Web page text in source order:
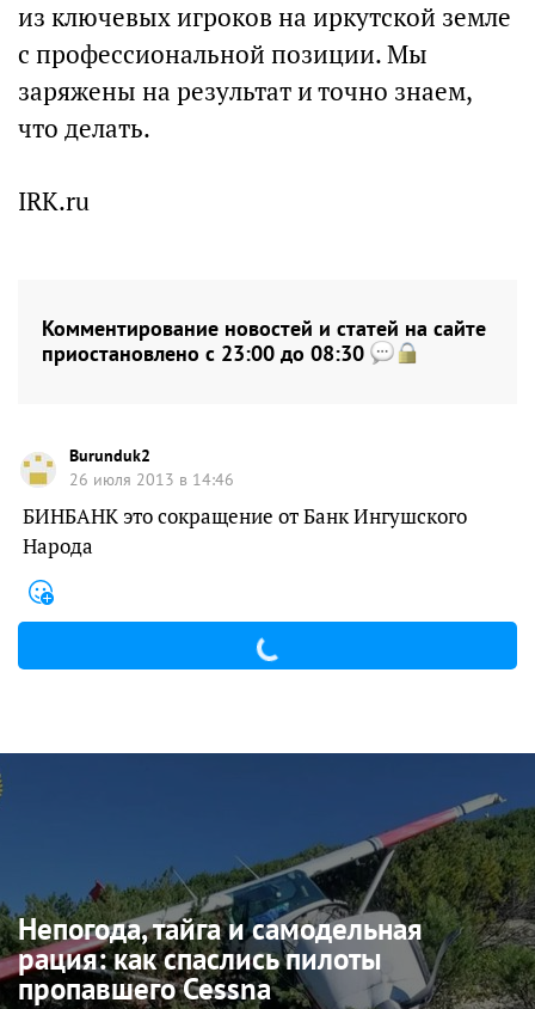
из ключевых игроков на иркутской земле
с профессиональной позиции. Мы
заряжены на результат и точно знаем,
что делать.
IRK.ru
Комментирование новостей и статей на сайте
приостановлено с 23:00 до 08:30
Burunduk2
26 июля 2013 в 14:46
БИНБАНК это сокращение от Банк Ингушского
Народа
Непогода, тайга и самодельная
рация: как спаслись пилоты
пропавшего Cessna